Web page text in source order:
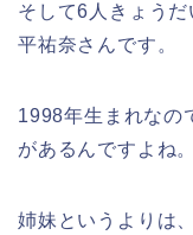
そして6人きょう
平祐奈さんです。
1998年生まれなの
があるんですよね。
姉妹というよりは